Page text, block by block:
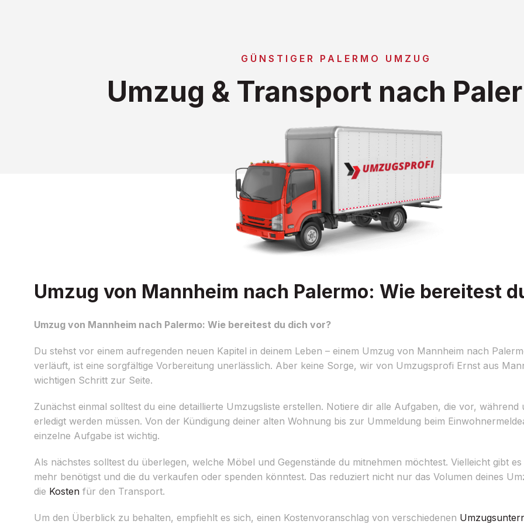
GÜNSTIGER PALERMO UMZUG
Umzug & Transport nach
Umzug von Mannheim nach Palermo: Wie bereitest
Umzug von Mannheim nach Palermo: Wie bereitest du dich vor?
Du stehst vor einem aufregenden neuen Kapitel in deinem Leben – einem Umzug von Mannheim nach
verläuft, ist eine sorgfältige Vorbereitung unerlässlich. Aber keine Sorge, wir von Umzugsprofi Ernst aus
wichtigen Schritt zur Seite.
Zunächst einmal solltest du eine detaillierte Umzugsliste erstellen. Notiere dir alle Aufgaben, die vor, während
erledigt werden müssen. Von der Kündigung deiner alten Wohnung bis zur Ummeldung beim
einzelne Aufgabe ist wichtig.
Als nächstes solltest du überlegen, welche Möbel und Gegenstände du mitnehmen möchtest. Vielleicht gibt
mehr benötigst und die du verkaufen oder spenden könntest. Das reduziert nicht nur das Volumen deines
die Kosten für den Transport.
Um den Überblick zu behalten, empfiehlt es sich, einen Kostenvoranschlag von verschiedenen